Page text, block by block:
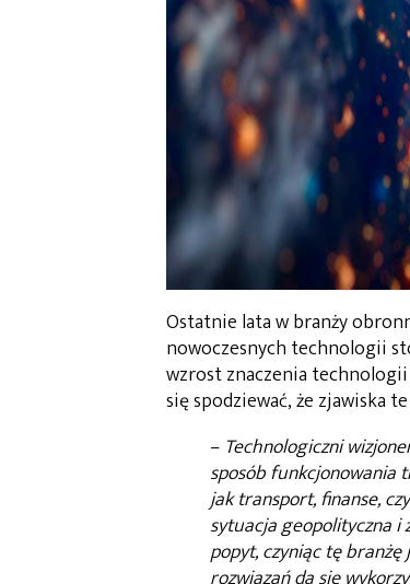
Ostatnie lata w branży
nowoczesnych technologii
wzrost znaczenia
się spodziewać, że zjawiska
– Technologiczni
sposób funkcjonowania
jak transport, finanse,
sytuacja geopolityczna
popyt, czyniąc tę branżę